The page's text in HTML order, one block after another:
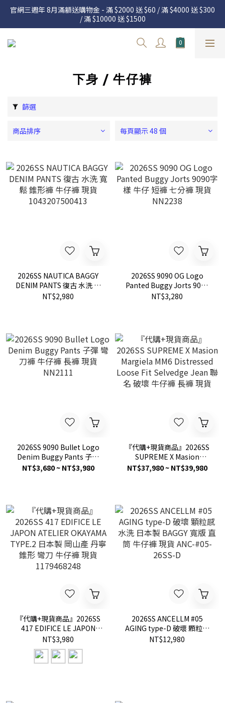
官網三週年 8月滿額送購物金 - 滿 $2000 送 $60 / 滿 $4000 送 $300
/ 滿 $10000 送 $1500
官網三週年 8月滿額送購物金 - 滿 $2000 送 $60 / 滿 $4000 送 $300
/ 滿 $10000 送 $1500
7.22 – 8.13 日本連線中，絕對讓你買到爆
度請詳閱公告
下身 / 牛仔褲
篩選
商品排序 每頁顯示 48 個
2026SS NAUTICA BAGGY
DENIM PANTS 復古 水洗 寬
鬆 錐形褲 牛仔褲 現貨
NT$2,980
2026SS 9090 OG Logo
Panted Buggy Jorts 9090
字樣 牛仔 短褲 七分褲 現貨
NT$3,280
2026SS 9090 Bullet Logo
Denim Buggy Pants 子彈
彎刀褲 牛仔褲 長褲 現貨
NT$3,680 ~ NT$3,980
『代購+現貨商品』2026SS
SUPREME X Masion
Margiela MM6 Distressed
NT$37,980 ~ NT$39,980
『代購+現貨商品』2026SS
417 EDIFICE LE JAPON
ATELIER OKAYAMA TYPE.2
日本製 岡山產 丹寧 錐形 彎
刀 牛仔褲 現貨 1179468248
NT$3,980
2026SS ANCELLM #05
AGING type-D 破壞 顆粒感
水洗 日本製 BAGGY 寬版 直
NT$12,980